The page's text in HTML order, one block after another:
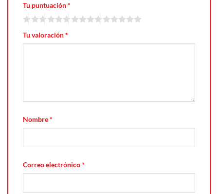
Tu puntuación*
Tu valoración*
Nombre*
Correo electrónico*